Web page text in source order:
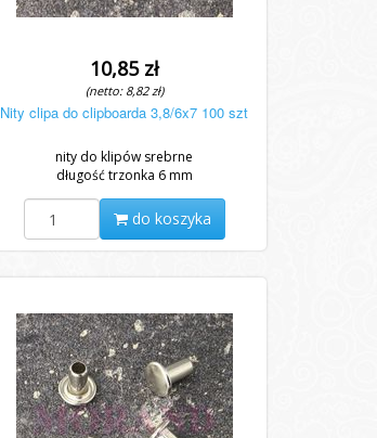
10,85 zł
(netto: 8,82 zł)
Nity clipa do clipboarda 3,8/6x7 100 szt
nity do klipów srebrne
długość trzonka 6 mm
do koszyka